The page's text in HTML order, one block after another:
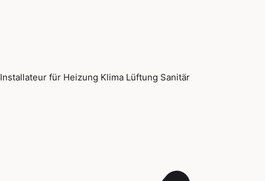
Installateur für Heizung Klima Lüftung Sanitär